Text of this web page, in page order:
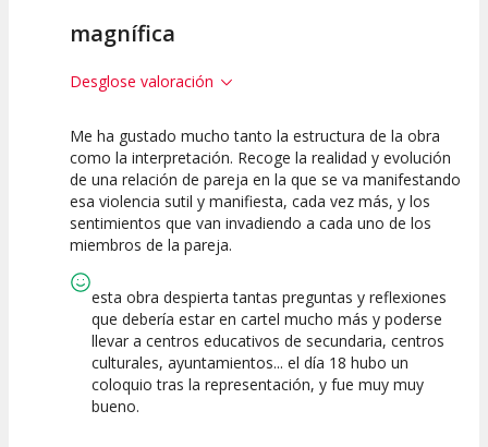
magnífica
Desglose valoración
10
Calidad del
Espectáculo
10
Puesta en
Escena
10
Interpretación
artística
Me ha gustado mucho tanto la estructura de la obra
como la interpretación. Recoge la realidad y evolución
de una relación de pareja en la que se va manifestando
esa violencia sutil y manifiesta, cada vez más, y los
sentimientos que van invadiendo a cada uno de los
miembros de la pareja.
esta obra despierta tantas preguntas y reflexiones
que debería estar en cartel mucho más y poderse
llevar a centros educativos de secundaria, centros
culturales, ayuntamientos... el día 18 hubo un
coloquio tras la representación, y fue muy muy
bueno.